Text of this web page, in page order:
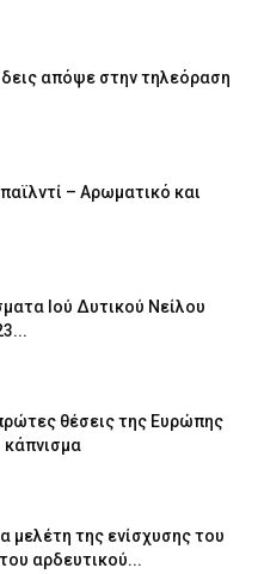
δεις απόψε στην τηλεόραση
– Αρωματικό και
Ιού Δυτικού Νείλου
θέσεις της Ευρώπης
κάπνισμα
μελέτη της ενίσχυσης του
αρδευτικού...